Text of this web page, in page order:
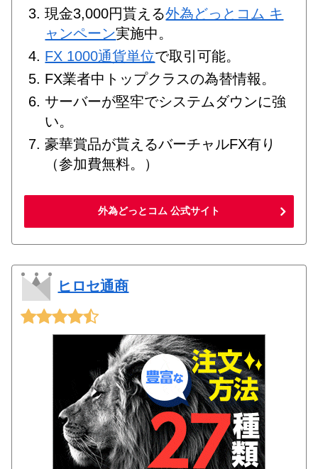
現金3,000円貰える外為どっとコム キ
ャンペーン実施中。
FX 1000通貨単位で取引可能。
FX業者中トップクラスの為替情報。
サーバーが堅牢でシステムダウンに強
い。
豪華賞品が貰えるバーチャルFX有り
（参加費無料。）
外為どっとコム 公式サイト
ヒロセ通商